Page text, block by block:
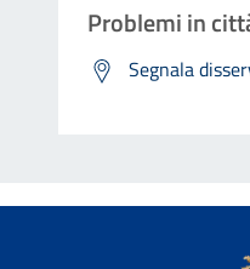
Problemi in
Segnala